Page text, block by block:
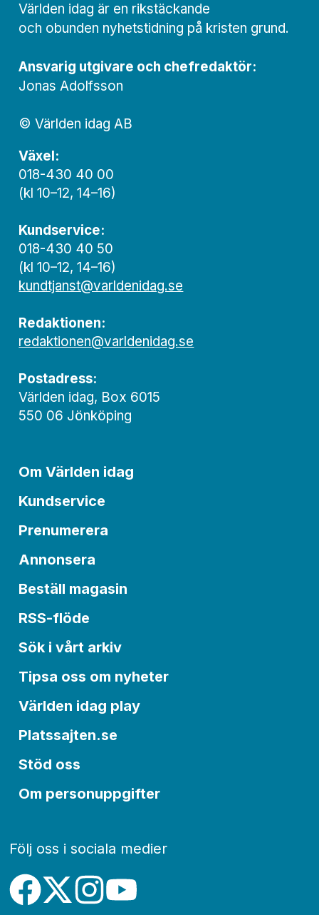
Världen idag är en rikstäckande
och obunden nyhets­­­tidning på kristen grund.
Ansvarig utgivare och chef­redaktör:
Jonas Adolfsson
© Världen idag AB
Växel:
018-430 40 00
(kl 10–12, 14–16)
Kundservice:
018-430 40 50
(kl 10–12, 14–16)
kundtjanst@varldenidag.se
Redaktionen:
redaktionen@varldenidag.se
Postadress:
Världen idag, Box 6015
550 06 Jönköping
Om Världen idag
Kundservice
Prenumerera
Annonsera
Beställ magasin
RSS-flöde
Sök i vårt arkiv
Tipsa oss om nyheter
Världen idag play
Platssajten.se
Stöd oss
Om personuppgifter
Följ oss i sociala medier